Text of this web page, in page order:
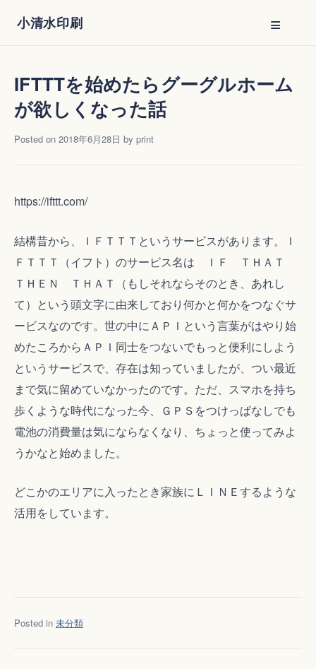
小清水印刷 ≡
IFTTTを始めたらグーグルホーム
が欲しくなった話
Posted on 2018年6月28日 by print
https://ifttt.com/
結構昔から、ＩＦＴＴＴというサービスがあります。Ｉ
ＦＴＴＴ（イフト）のサービス名は ＩＦ ＴＨＡＴ
ＴＨＥＮ ＴＨＡＴ（もしそれならそのとき、あれし
て）という頭文字に由来しており何かと何かをつなぐサ
ービスなのです。世の中にＡＰＩという言葉がはやり始
めたころからＡＰＩ同士をつないでもっと便利にしよう
というサービスで、存在は知っていましたが、つい最近
まで気に留めていなかったのです。ただ、スマホを持ち
歩くような時代になった今、ＧＰＳをつけっぱなしでも
電池の消費量は気にならなくなり、ちょっと使ってみよ
うかなと始めました。
どこかのエリアに入ったとき家族にＬＩＮＥするような
活用をしています。
Posted in 未分類